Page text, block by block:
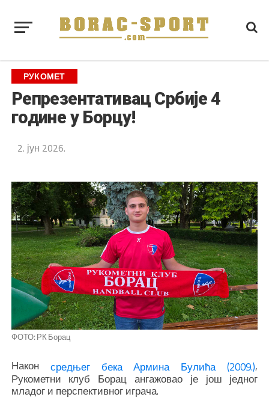
РУКОМЕТ
Репрезентативац Србије 4
године у Борцу!
2. јун 2026.
ФОТО: РК Борац
Након средњег бека Армина Булића (2009.),
Рукометни клуб Борац ангажовао је још једног
младог и перспективног играча.